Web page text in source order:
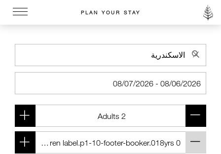
PLAN YOUR STAY